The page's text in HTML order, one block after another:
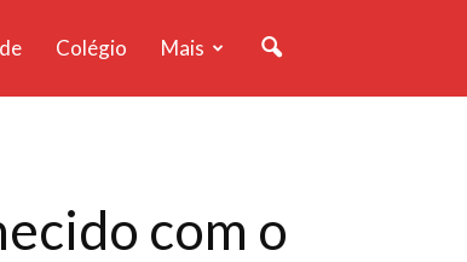
Colégio Mais
com o